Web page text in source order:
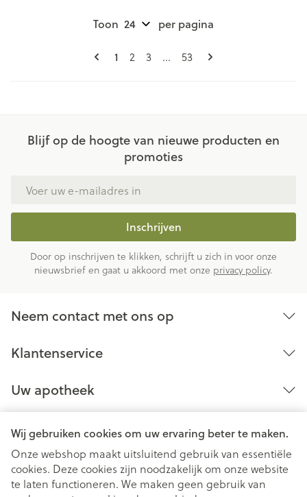
Wij gebruiken cookies om uw ervaring beter te maken.
Onze webshop maakt uitsluitend gebruik van essentiële
cookies. Deze cookies zijn noodzakelijk om onze website
te laten functioneren. We maken geen gebruik van
Pagina's
U lees momenteel pagina
1 Pagina
2 Pagina
3 ... Pagina
53
Toon per pagina
Blijf op de hoogte van nieuwe producten en
promoties
Inschrijven
Door op inschrijven te klikken, schrijft u zich in voor onze
nieuwsbrief en gaat u akkoord met onze privacy policy.
Neem contact met ons op
Klantenservice
Uw apotheek